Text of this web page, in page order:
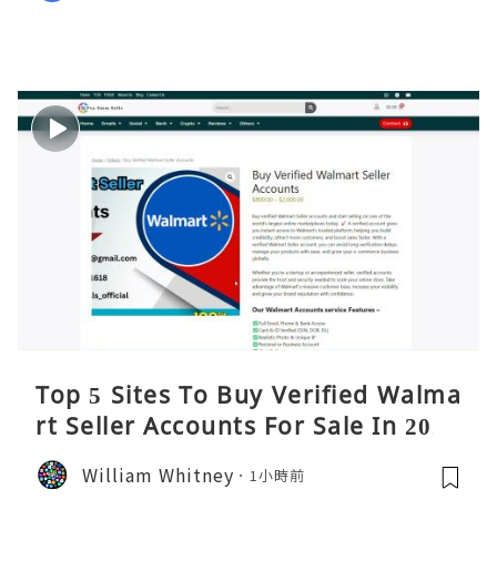
Top 5 Sites To Buy Verified Walma
rt Seller Accounts For Sale In 2026
William Whitney 1小時前